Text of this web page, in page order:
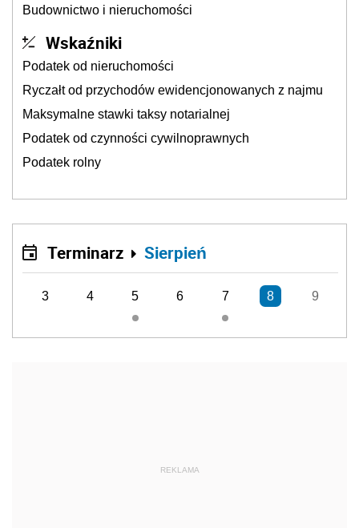
Budownictwo i nieruchomości
Wskaźniki
Podatek od nieruchomości
Ryczałt od przychodów ewidencjonowanych z najmu
Maksymalne stawki taksy notarialnej
Podatek od czynności cywilnoprawnych
Podatek rolny
Terminarz Sierpień
3 4 5 6 7 8 9
REKLAMA